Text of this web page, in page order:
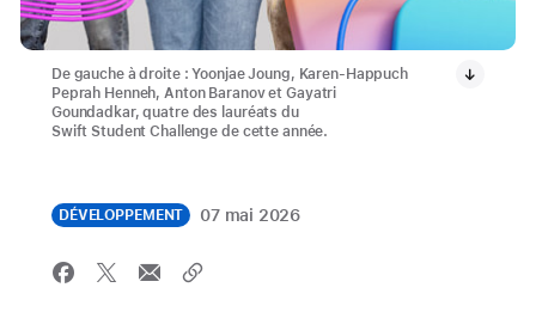
De gauche à droite : Yoonjae Joung, Karen-Happuch
Peprah Henneh, Anton Baranov et Gayatri
Goundadkar, quatre des lauréats du
Swift Student Challenge de cette année.
DÉVELOPPEMENT 07 mai 2026